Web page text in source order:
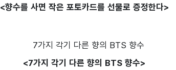
<향수를 사면 작은 포토카드를 선물로 증정한다>
<7가지 각기 다른 향의 BTS 향수>